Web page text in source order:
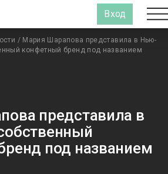
Вход
/ Мария Шарапова представила в Нью-
конфетный бренд под названием
представила в
под названием